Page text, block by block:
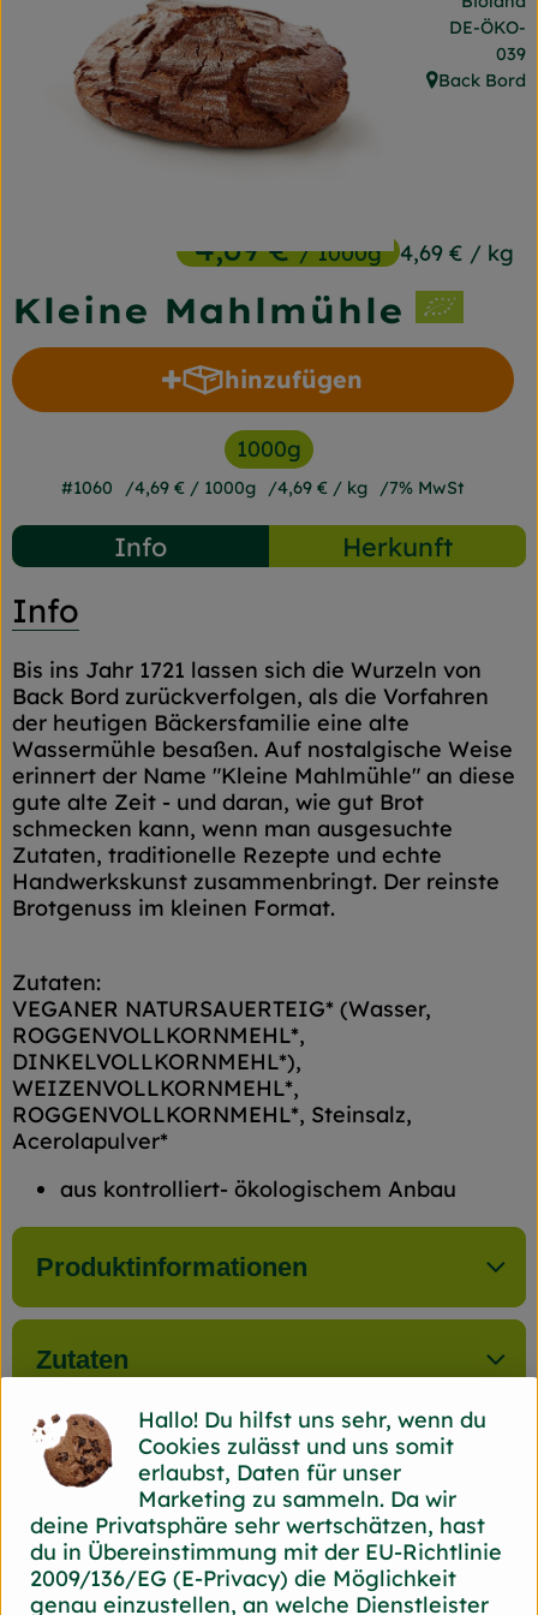
Frischetheke
Naturkost
Getränke
So geht's
Unsere Kisten
Blog
Jetzt bestellen
Kleine Mahlmühle
4,69 €/ 1000g 4,69 € / kg
,
DE-ÖKO-
039
, Herkunft:
Back Bord
hinzufügen
Produkt zum Warenkorb
1000g
#1060 4,69 € / 1000g 4,69 € / kg 7% MwSt
Info Herkunft
Info
Bis ins Jahr 1721 lassen sich die Wurzeln von
Back Bord zurückverfolgen, als die Vorfahren
der heutigen Bäckersfamilie eine alte
Wassermühle besaßen. Auf nostalgische Weise
erinnert der Name "Kleine Mahlmühle" an diese
gute alte Zeit - und daran, wie gut Brot
schmecken kann, wenn man ausgesuchte
Zutaten, traditionelle Rezepte und echte
Handwerkskunst zusammenbringt. Der reinste
Brotgenuss im kleinen Format.
Zutaten:
VEGANER NATURSAUERTEIG* (Wasser,
ROGGENVOLLKORNMEHL*,
DINKELVOLLKORNMEHL*),
WEIZENVOLLKORNMEHL*,
ROGGENVOLLKORNMEHL*, Steinsalz,
Acerolapulver*
aus kontrolliert- ökologischem Anbau
Produktinformationen
Zutaten
Herkunft
Hersteller: Back Bord
44866 Bochum Back Bord
Hallo! Du hilfst uns sehr, wenn du
Cookies zulässt und uns somit
erlaubst, Daten für unser
Marketing zu sammeln. Da wir
deine Privatsphäre sehr wertschätzen, hast
du in Übereinstimmung mit der EU-Richtlinie
2009/136/EG (E-Privacy) die Möglichkeit
genau einzustellen, an welche Dienstleister